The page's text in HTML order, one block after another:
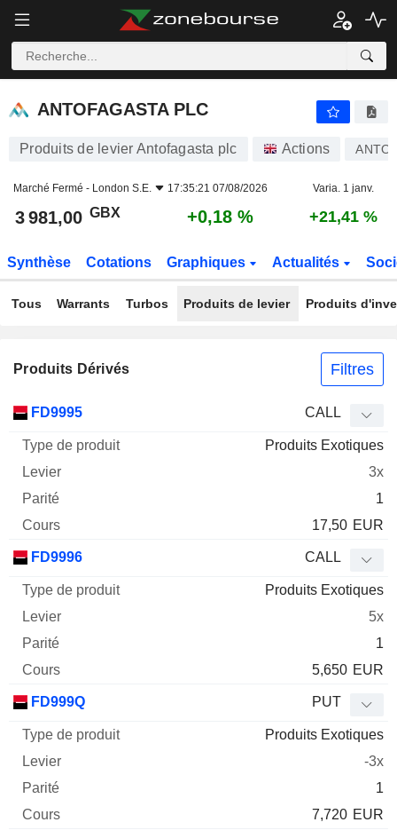
ANTOFAGASTA PLC
ANTOFAGASTA PLC
Produits de levier Antofagasta plc Actions ANTO
Marché Fermé - London S.E. 17:35:21 07/08/2026 Varia. 1 janv.
3 981,00 GBX +0,18 % +21,41 %
Synthèse Cotations Graphiques Actualités
Tous Warrants Turbos Produits de levier Produits
Produits Dérivés Filtres
Mnemo Type produit
Cours
FD9995 CALL
Produits Exotiques
3x
1
17,50 EUR
FD9996 CALL
Produits Exotiques
5x
1
5,650 EUR
FD999Q PUT
Produits Exotiques
-3x
1
7,720 EUR